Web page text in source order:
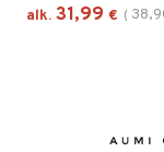
alk. 31,99 € (